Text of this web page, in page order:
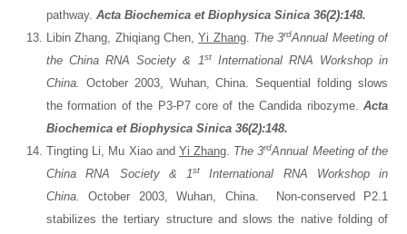
pathway. Acta Biochemica et Biophysica Sinica 36(2):148.
Libin Zhang, Zhiqiang Chen,Yi Zhang. The 3rdAnnual Meeting of
the China RNA Society & 1stInternational RNA Workshop in
China. October 2003, Wuhan, China. Sequential folding slows
the formation of the P3-P7 core of the Candida ribozyme. Acta
Biochemica et Biophysica Sinica 36(2):148.
Tingting Li, Mu Xiao and Yi Zhang. The 3rdAnnual Meeting of the
China RNA Society & 1st
International RNA Workshop in
China.
October 2003, Wuhan, China.
Non-conserved P2.1
stabilizes the tertiary structure and slows the native folding of